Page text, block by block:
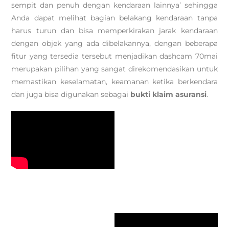
sempit dan penuh dengan kendaraan lainnya’ sehingga
Anda dapat melihat bagian belakang kendaraan tanpa
harus turun dan bisa memperkirakan jarak kendaraan
dengan objek yang ada dibelakannya, dengan beberapa
fitur yang tersedia tersebut menjadikan dashcam 70mai
merupakan pilihan yang sangat direkomendasikan untuk
memastikan keselamatan, keamanan ketika berkendara
dan juga bisa digunakan sebagai bukti klaim asuransi.